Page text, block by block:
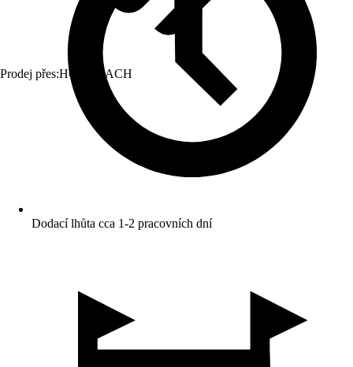
Prodej přes:HORNBACH
Dodací lhůta cca 1-2 pracovních dní